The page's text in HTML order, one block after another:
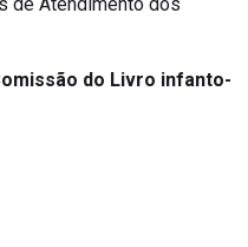
do Livro infanto-